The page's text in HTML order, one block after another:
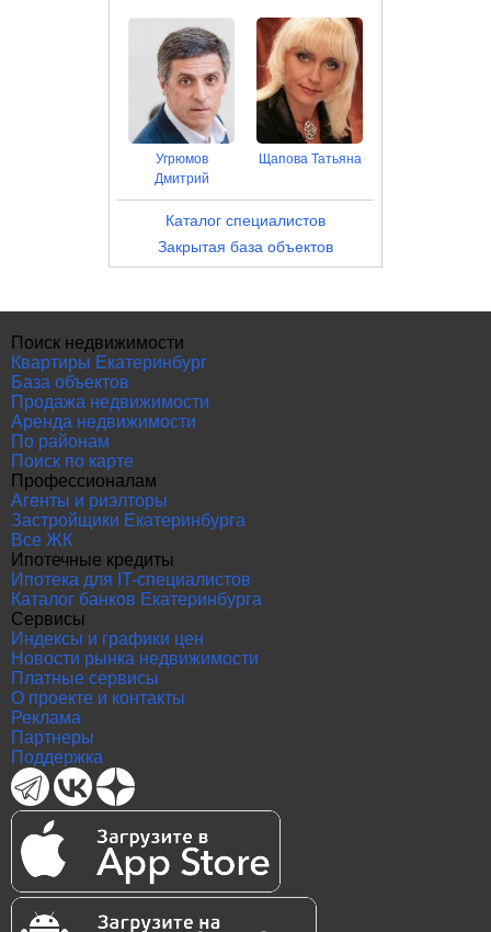
Угрюмов
Дмитрий
Щапова Татьяна
Каталог специалистов
Закрытая база объектов
Поиск недвижимости
Квартиры Екатеринбург
База объектов
Продажа недвижимости
Аренда недвижимости
По районам
Поиск по карте
Профессионалам
Агенты и риэлторы
Застройщики Екатеринбурга
Все ЖК
Ипотечные кредиты
Ипотека для IT-специалистов
Каталог банков Екатеринбурга
Сервисы
Индексы и графики цен
Новости рынка недвижимости
Платные сервисы
О проекте и контакты
Реклама
Партнеры
Поддержка